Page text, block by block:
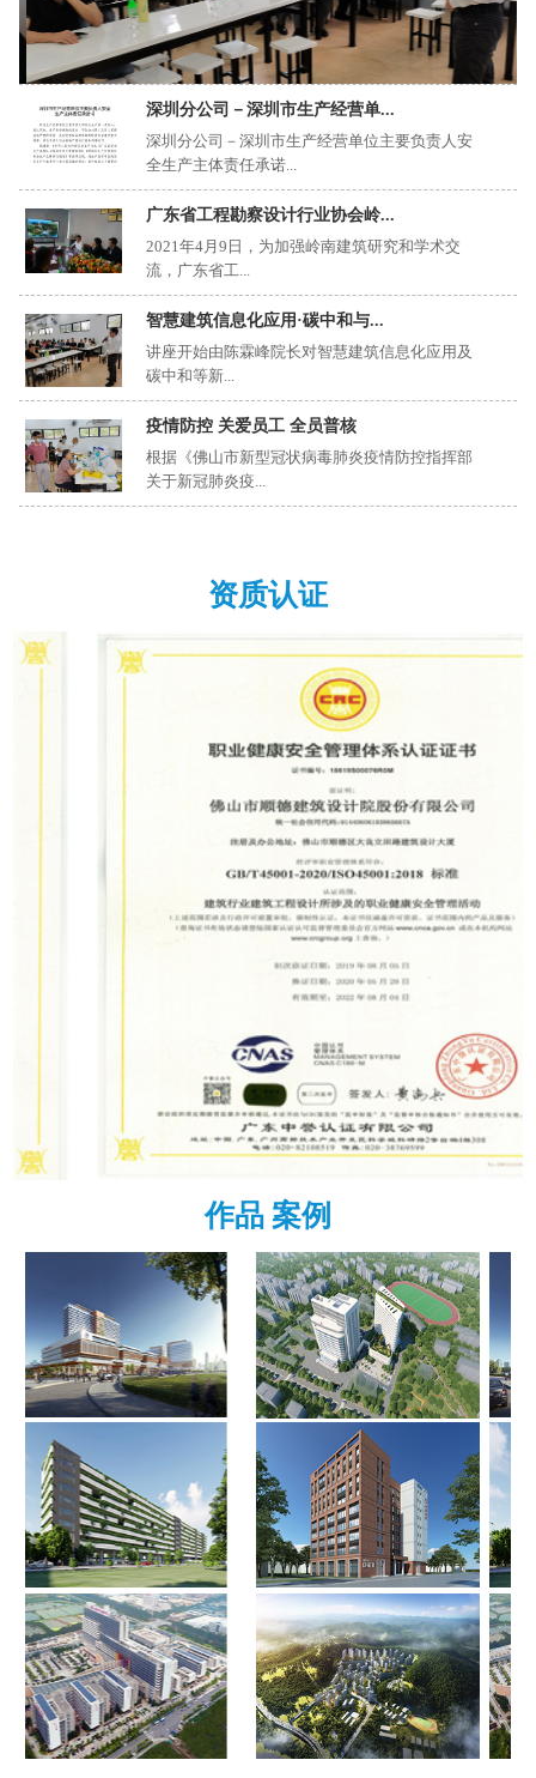
深圳分公司－深圳市生产经营单...
深圳分公司－深圳市生产经营单位主要负责人安
全生产主体责任承诺...
广东省工程勘察设计行业协会岭...
2021年4月9日，为加强岭南建筑研究和学术交
流，广东省工...
智慧建筑信息化应用·碳中和与...
讲座开始由陈霖峰院长对智慧建筑信息化应用及
碳中和等新...
疫情防控 关爱员工 全员普核
根据《佛山市新型冠状病毒肺炎疫情防控指挥部
关于新冠肺炎疫...
资质认证
作品 案例